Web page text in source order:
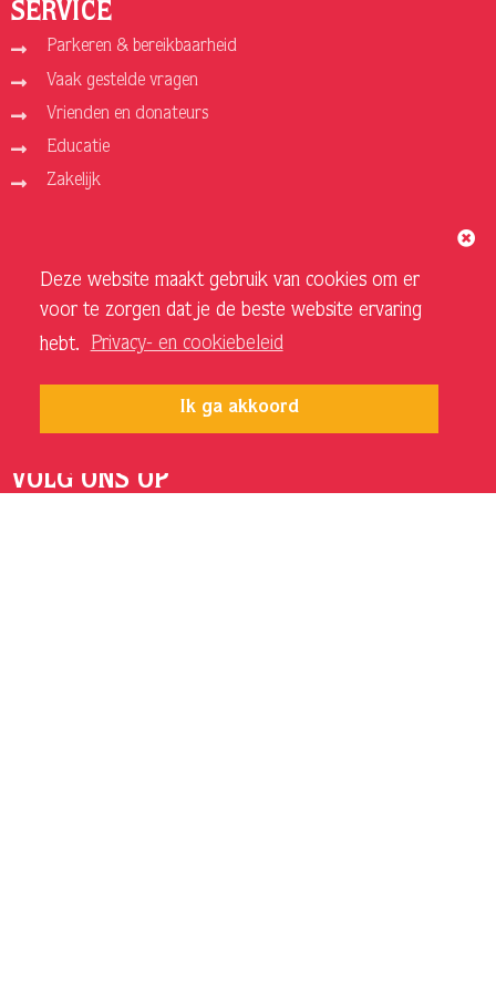
Deze website maakt gebruik van cookies om er
voor te zorgen dat je de beste website ervaring
hebt.
Privacy- en cookiebeleid
Ik ga akkoord
SERVICE
Parkeren & bereikbaarheid
Vaak gestelde vragen
Vrienden en donateurs
Educatie
Zakelijk
Over ons
Vacatures
Privacy- en cookiebeleid
Sponsoren en adverteerders
VOLG ONS OP